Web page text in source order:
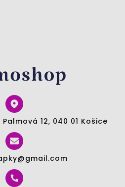
12, 040 01 Košice